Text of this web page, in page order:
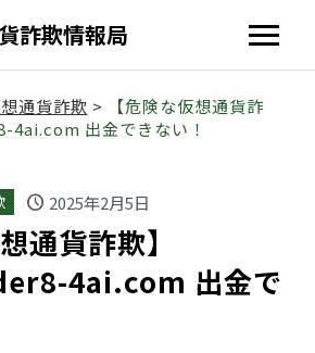
詐欺情報局
通貨詐欺 >
【危険な仮想通貨詐
出金できない！
schedule 2025年2月5日
通貨詐欺】
4ai.com 出金で